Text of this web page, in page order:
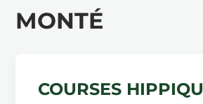
MONTÉ
COURSES